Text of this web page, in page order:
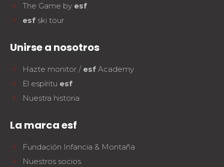
The Game by esf
esf ski tour
Unirse a nosotros
Hazte monitor / esf Academy
El espíritu esf
Nuestra historia
La marca esf
Fundación Infancia & Montaña
Nuestros socios